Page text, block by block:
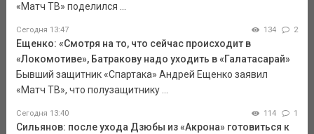
«Матч ТВ» поделился ...
Сегодня 13:47 134 2
Ещенко: «Смотря на то, что сейчас происходит в
«Локомотиве», Батракову надо уходить в «Галатасарай»
Бывший защитник «Спартака» Андрей Ещенко заявил
«Матч ТВ», что полузащитнику ...
Сегодня 13:40 114 1
Сильянов: после ухода Дзюбы из «Акрона» готовиться к